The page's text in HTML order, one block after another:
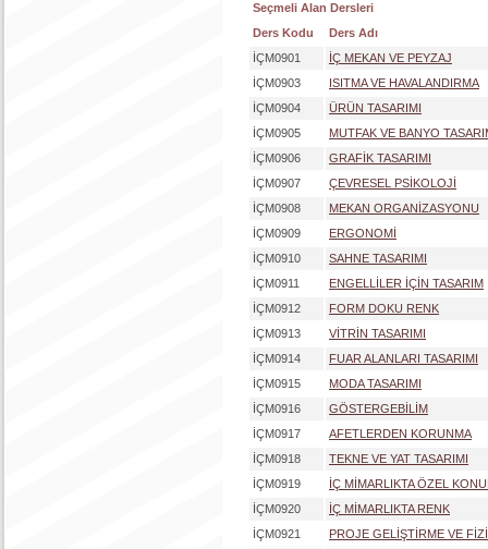
Seçmeli Alan Dersleri
Ders Kodu
Ders Adı
İÇM0901
İÇ MEKAN VE PEYZAJ
İÇM0903
ISITMA VE HAVALANDIRMA
İÇM0904
ÜRÜN TASARIMI
İÇM0905
MUTFAK VE BANYO
İÇM0906
GRAFİK TASARIMI
İÇM0907
ÇEVRESEL PSİKOLOJİ
İÇM0908
MEKAN ORGANİZASYONU
İÇM0909
ERGONOMİ
İÇM0910
SAHNE TASARIMI
İÇM0911
ENGELLİLER İÇİN TASARIM
İÇM0912
FORM DOKU RENK
İÇM0913
VİTRİN TASARIMI
İÇM0914
FUAR ALANLARI TASARIMI
İÇM0915
MODA TASARIMI
İÇM0916
GÖSTERGEBİLİM
İÇM0917
AFETLERDEN KORUNMA
İÇM0918
TEKNE VE YAT TASARIMI
İÇM0919
İÇ MİMARLIKTA ÖZEL
İÇM0920
İÇ MİMARLIKTA RENK
İÇM0921
PROJE GELİŞTİRME VE